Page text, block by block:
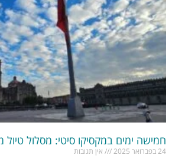
חמישה ימים במקסיקו סיטי: מסלול
24 בפברואר 2025
אין תגובות